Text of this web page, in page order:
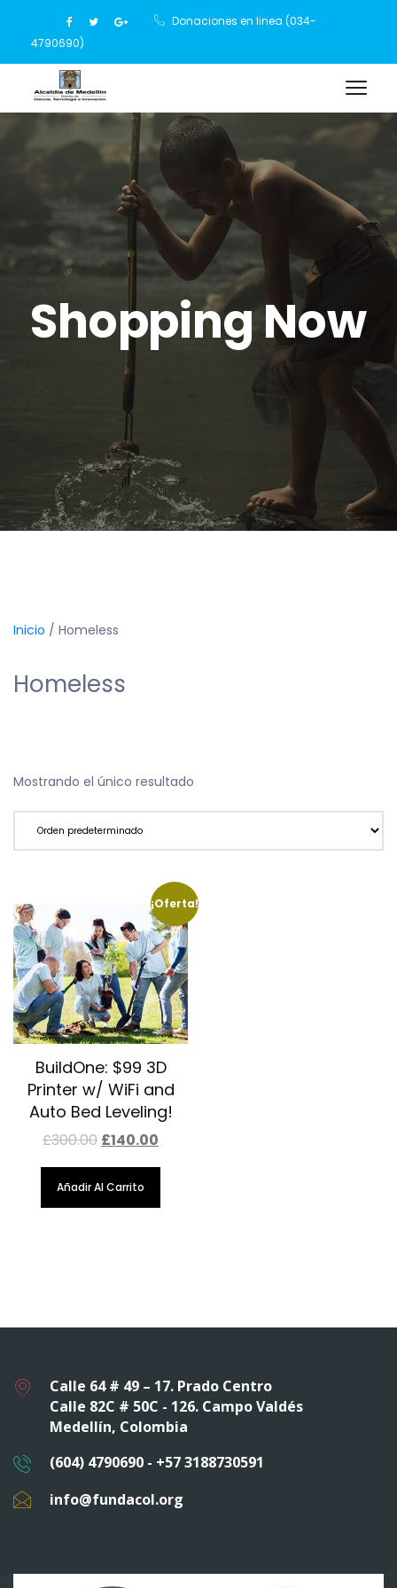
Donaciones en linea (034-
4790690)
Shopping Now
Inicio / Homeless
Homeless
Mostrando el único resultado
¡Oferta!
BuildOne: $99 3D
Printer w/ WiFi and
Auto Bed Leveling!
£300.00 El
precio
original
era:
£300.00.
£140.00
precio
actual
Añadir Al Carrito
Calle 64 # 49 – 17. Prado Centro
Calle 82C # 50C - 126. Campo Valdés
Medellín, Colombia
(604) 4790690 - +57 3188730591
info@fundacol.org